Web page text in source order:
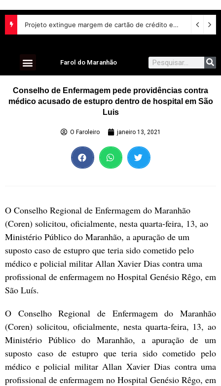
Projeto extingue margem de cartão de crédito em empréstimo consignado do INSS
Farol do Maranhão
Conselho de Enfermagem pede providências contra
médico acusado de estupro dentro de hospital em São
Luis
O Faroleiro janeiro 13, 2021
O Conselho Regional de Enfermagem do Maranhão
(Coren) solicitou, oficialmente, nesta quarta-feira, 13, ao
Ministério Público do Maranhão, a apuração de um
suposto caso de estupro que teria sido cometido pelo
médico e policial militar Allan Xavier Dias contra uma
profissional de enfermagem no Hospital Genésio Rêgo, em
São Luís.
O Conselho Regional de Enfermagem do Maranhão
(Coren) solicitou, oficialmente, nesta quarta-feira, 13, ao
Ministério Público do Maranhão, a apuração de um
suposto caso de estupro que teria sido cometido pelo
médico e policial militar Allan Xavier Dias contra uma
profissional de enfermagem no Hospital Genésio Rêgo, em